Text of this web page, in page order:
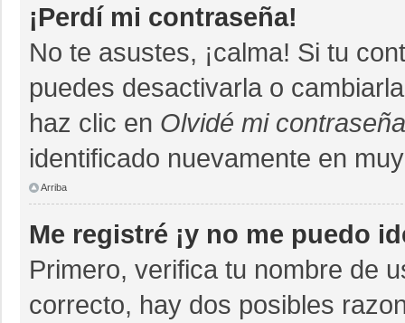
¡Perdí mi contraseña!
No te asustes, ¡calma! Si tu
puedes desactivarla o
haz clic en Olvidé mi contraseña
identificado nuevamente en
Arriba
Me registré ¡y no me puedo
Primero, verifica tu nombre de
correcto, hay dos posibles